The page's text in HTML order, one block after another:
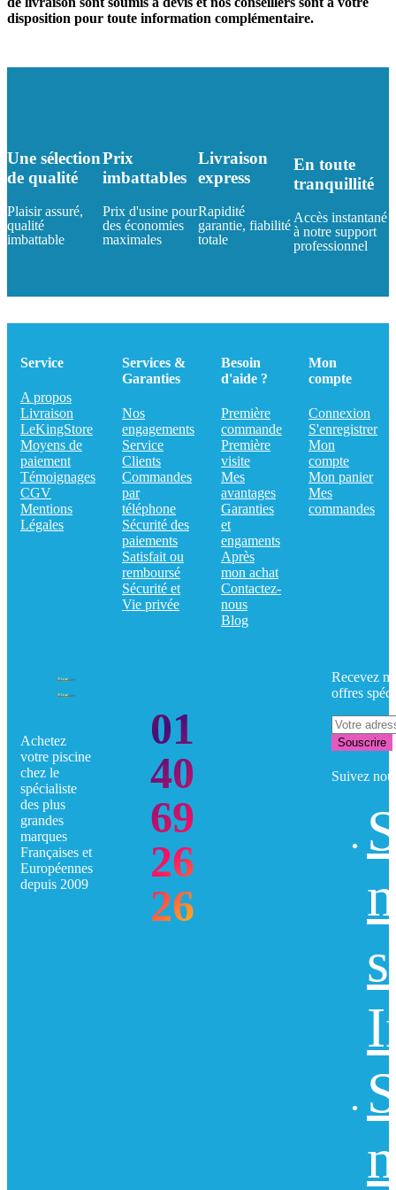
disposition pour toute information complémentaire.
Une sélection
de qualité
Plaisir assuré,
qualité
imbattable
Prix
imbattables
Prix d'usine pour
des économies
maximales
Livraison
express
Rapidité
garantie, fiabilité
totale
En toute
tranquillité
Accès instantané
à notre support
professionnel
Service
A propos
Livraison
LeKingStore
Moyens de
paiement
Témoignages
CGV
Mentions
Légales
Services &
Garanties
Nos
engagements
Service
Clients
Commandes
par
téléphone
Sécurité des
paiements
Satisfait ou
remboursé
Sécurité et
Vie privée
Besoin
d'aide ?
Première
commande
Première
visite
Mes
avantages
Garanties
et
engaments
Après
mon achat
Contactez-
nous
Blog
Mon
compte
Connexion
S'enregistrer
Mon
compte
Mon panier
Mes
commandes
Achetez
votre piscine
chez le
spécialiste
des plus
grandes
marques
Françaises et
Européennes
depuis 2009
01
40
69
26
26
Recevez
offres
Souscrire
Suivez